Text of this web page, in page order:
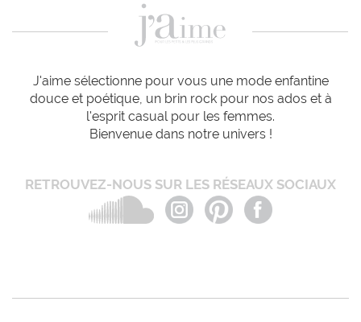
J'aime sélectionne pour vous une mode enfantine
douce et poétique, un brin rock pour nos ados et à
l'esprit casual pour les femmes.
Bienvenue dans notre univers !
RETROUVEZ-NOUS SUR LES RÉSEAUX SOCIAUX